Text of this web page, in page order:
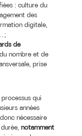
: culture du
des
digitale,
;
de
nombre et de
prise
qui
années
nécessaire
notamment